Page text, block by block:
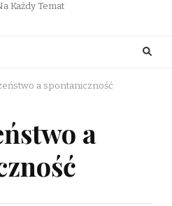
Każdy Temat
a spontaniczność
a